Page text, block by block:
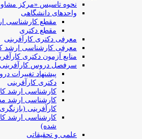
نحوه تاسیس «مرکز
واحدهای دانشگاهی
مقطع کارشناسی
مقطع دکتری
معرفی دکتری کارآفرینی
معرفی کارشناسی ارشد
منابع آزمون دکتری
سرفصل دروس کارآفرینی
پیشنهاد تغییرات
دکتری کارآفرینی
کارشناسی ارشد
کارشناسی ارشد
کارآفرینی
کارشناسی ارشد
شده)
علمی و تحقیقاتی